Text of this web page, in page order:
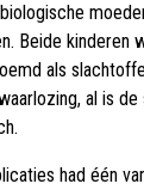
Beide kinderen
als
al is
had één